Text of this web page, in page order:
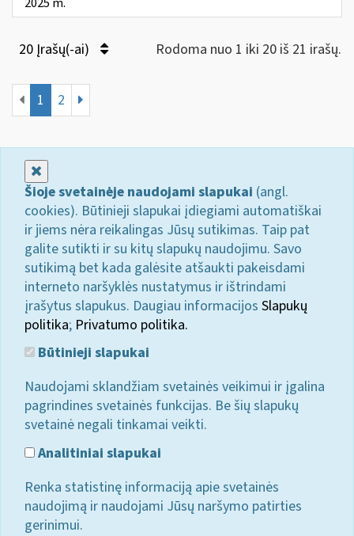
20 Įrašų(-ai) Rodoma nuo 1 iki 20 iš 21 irašų.
1 2
Šioje svetainėje naudojami slapukai (angl.
cookies). Būtinieji slapukai įdiegiami automatiškai
ir jiems nėra reikalingas Jūsų sutikimas. Taip pat
galite sutikti ir su kitų slapukų naudojimu. Savo
sutikimą bet kada galėsite atšaukti pakeisdami
interneto naršyklės nustatymus ir ištrindami
įrašytus slapukus. Daugiau informacijos Slapukų
politika; Privatumo politika.
Būtinieji slapukai
Naudojami sklandžiam svetainės veikimui ir įgalina
pagrindines svetainės funkcijas. Be šių slapukų
svetainė negali tinkamai veikti.
Analitiniai slapukai
Renka statistinę informaciją apie svetainės
naudojimą ir naudojami Jūsų naršymo patirties
gerinimui.